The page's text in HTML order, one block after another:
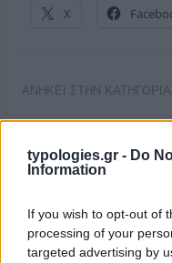
typologies.gr - Do
Information
If you wish to opt-out of
processing of your
targeted advertising by
X
ΑΝΗΚΕΙ ΣΤΗΝ ΚΑΤΗΓΟΡΙΑ: